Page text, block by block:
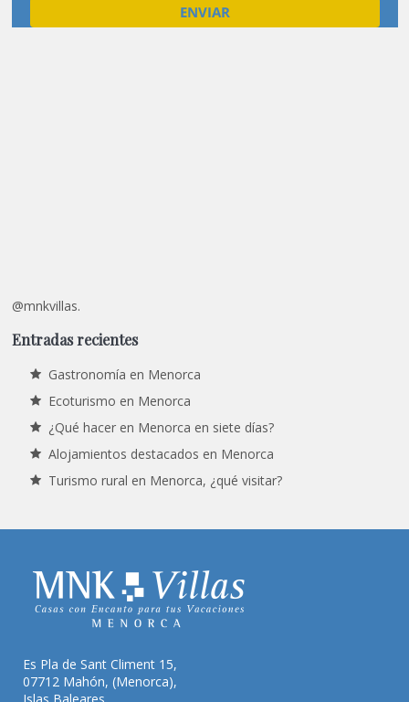
@mnkvillas.
Entradas recientes
Gastronomía en Menorca
Ecoturismo en Menorca
¿Qué hacer en Menorca en siete días?
Alojamientos destacados en Menorca
Turismo rural en Menorca, ¿qué visitar?
Es Pla de Sant Climent 15,
07712 Mahón, (Menorca),